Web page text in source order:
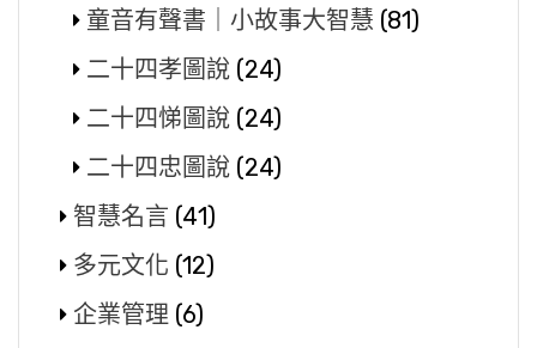
童音有聲書｜小故事大智慧 (81)
二十四孝圖說 (24)
二十四悌圖說 (24)
二十四忠圖說 (24)
智慧名言 (41)
多元文化 (12)
企業管理 (6)